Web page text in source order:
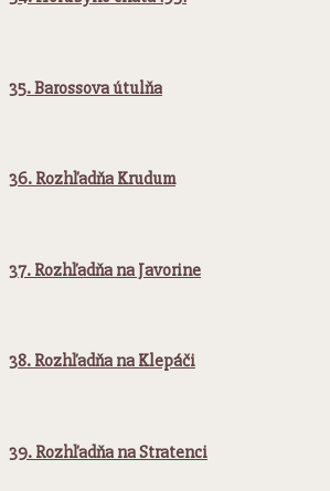
35. Barossova útulňa
36. Rozhľadňa Krudum
37. Rozhľadňa na Javorine
38. Rozhľadňa na Klepáči
39. Rozhľadňa na Stratenci